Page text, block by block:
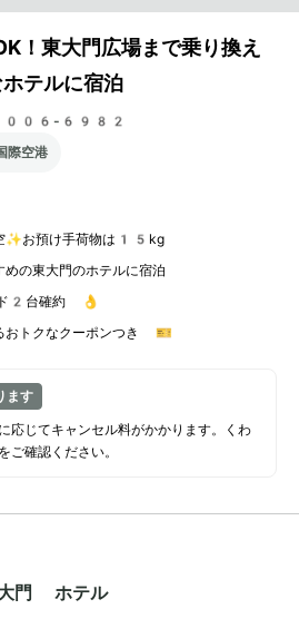
！東大門広場まで乗り換え
テルに宿泊
0006-6982
際空港
✨お預け手荷物は15kg
の東大門のホテルに宿泊
ド2台確約 👌
おトクなクーポンつき 🎫
ます
応じてキャンセル料がかかります。くわ
をご確認ください。
門 ホテル